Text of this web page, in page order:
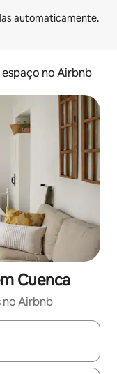
espaço no Airbnb
Cuenca
no Airbnb
explore-os